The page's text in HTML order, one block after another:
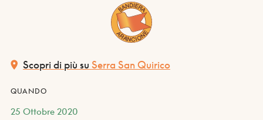
Scopri di più su Serra San Quirico
QUANDO
25 Ottobre 2020